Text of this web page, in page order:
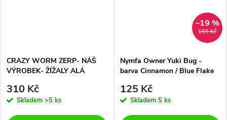
CRAZY WORM ZERP- NÁŠ
VÝROBEK- ŽÍŽALY ALÁ
BALENÍ
310 Kč
Skladem >5 ks
155 Kč
–19 %
Nymfa Owner Yuki Bug -
barva Cinnamon / Blue Flake
125.-
125 Kč
Skladem 5 ks